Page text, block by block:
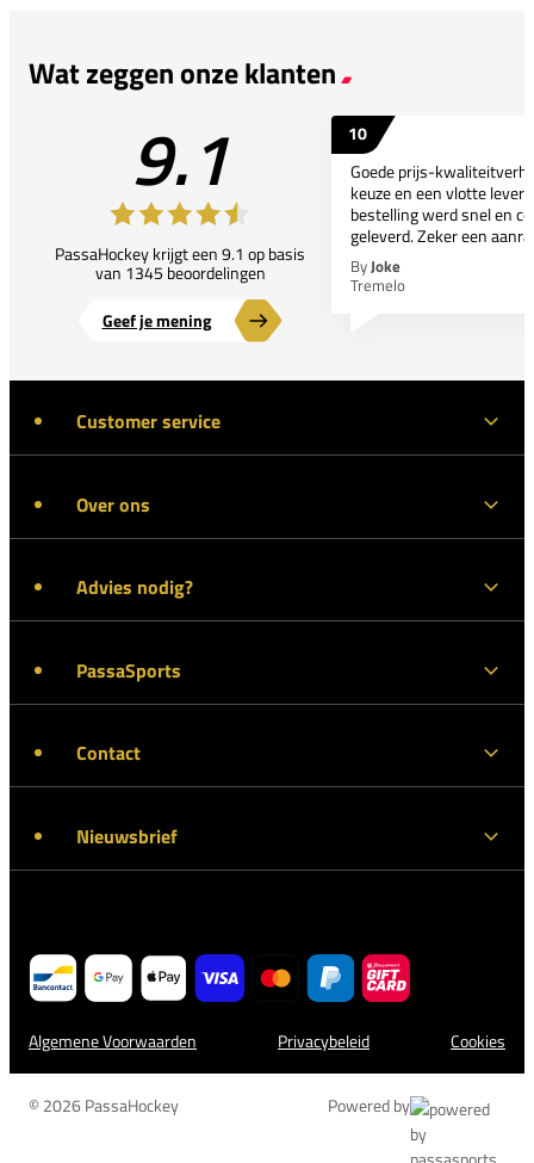
Wat zeggen onze klanten
9.1
PassaHockey krijgt een 9.1 op basis
van 1345 beoordelingen
Geef je mening
10
Goede prijs-
keuze en een vlotte
bestelling werd snel en
geleverd. Zeker een
ByJoke
Tremelo
Customer service
Over ons
Advies nodig?
PassaSports
Contact
Nieuwsbrief
Algemene Voorwaarden Privacybeleid Cookies
© 2026 PassaHockey Powered by